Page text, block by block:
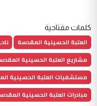
كلمات مفتاحية
العتبة الحسينية المقدسة
مشاريع العتبة الحسينية
مستشفيات العتبة الحسينية
مبادرات العتبة الحسينية